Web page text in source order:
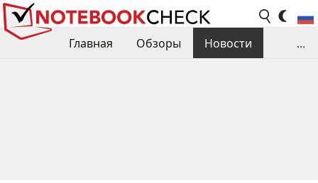
Главная Обзоры
Новости
...